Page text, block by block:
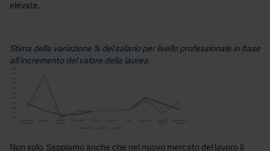
elevate.
Stima della variazione % del salario per livello professionale in base
all’incremento del valore della laurea
Non solo. Sappiamo anche che nel nuovo mercato del lavoro il